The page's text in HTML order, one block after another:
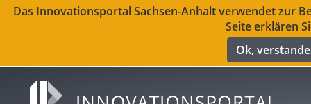
Das Innovationsportal Sachsen-Anhalt verwendet zur
Seite erklären
Ok,